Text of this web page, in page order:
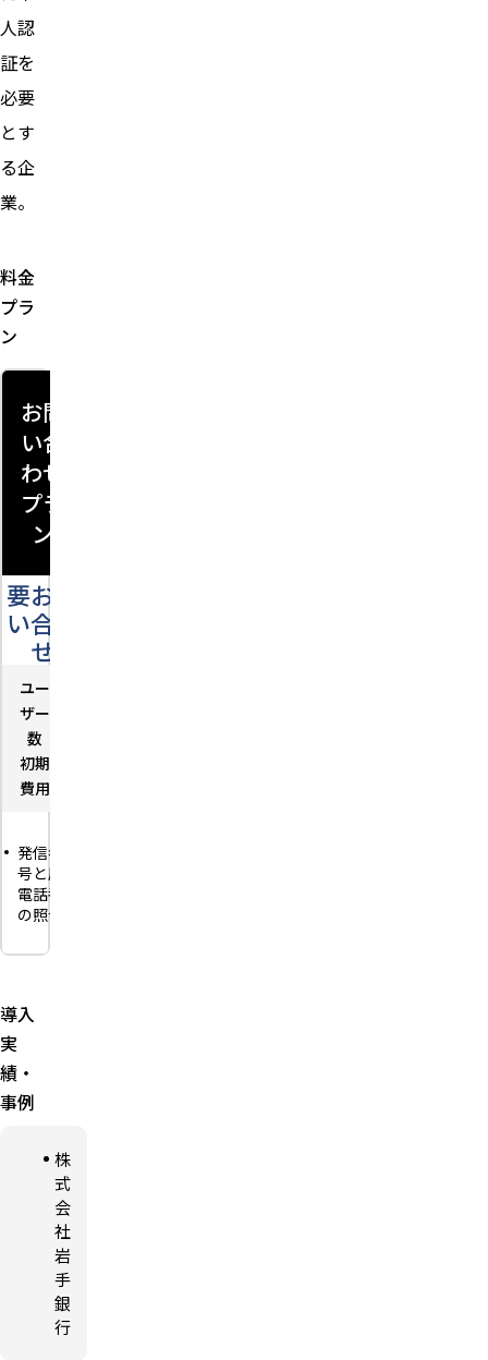
人認
証を
必要
とす
る企
業。
料金
プラ
ン
お問
い合
わせ
プラ
ン
要お問
い合わ
せ
ユー
ザー
数
初期
費用
発信者番
号と届出
電話番号
の照合に
認証
システム
とAPIで
国内デー
タセン
ターで稼
間監視
導入
実
績・
事例
株
式
会
社
岩
手
銀
行